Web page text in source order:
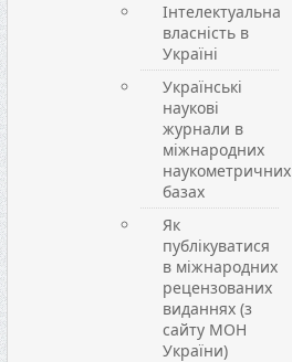
Інтелектуальна
власність в
Україні
Українські
наукові
журнали в
міжнародних
наукометричних
базах
Як
публікуватися
в міжнародних
рецензованих
виданнях (з
сайту МОН
України)